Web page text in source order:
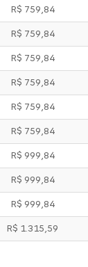
R$ 759,84
R$ 759,84
R$ 759,84
R$ 759,84
R$ 759,84
R$ 759,84
R$ 999,84
R$ 999,84
R$ 999,84
R$ 1.315,59